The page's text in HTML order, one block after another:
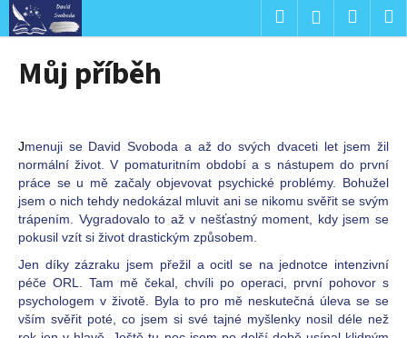
Přejít
obsah
Hledat Přihlášení
Můj příběh
Jmenuji se David Svoboda a až do svých dvaceti let jsem žil
normální život. V pomaturitním období a s nástupem do první
práce se u mě začaly objevovat psychické problémy. Bohužel
jsem o nich tehdy nedokázal mluvit ani se nikomu svěřit se svým
trápením. Vygradovalo to až v nešťastný moment, kdy jsem se
pokusil vzít si život drastickým způsobem.
Jen díky zázraku jsem přežil a ocitl se na jednotce intenzivní
péče ORL. Tam mě čekal, chvíli po operaci, první pohovor s
psychologem v životě. Byla to pro mě neskutečná úleva se se
vším svěřit poté, co jsem si své tajné myšlenky nosil déle než
K
o
p
o
t
ř
e
b
u
j